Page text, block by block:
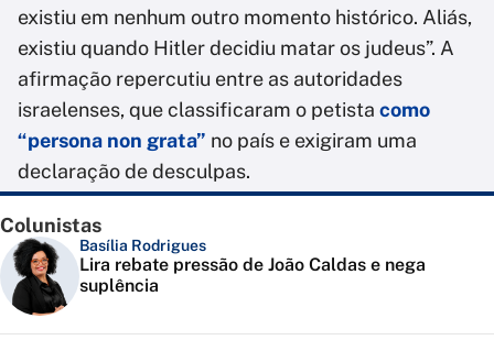
existiu em nenhum outro momento histórico. Aliás,
existiu quando Hitler decidiu matar os judeus”. A
afirmação repercutiu entre as autoridades
israelenses, que classificaram o petista como
“persona non grata” no país e exigiram uma
declaração de desculpas.
Colunistas
Basília Rodrigues
Lira rebate pressão de João Caldas e nega
suplência